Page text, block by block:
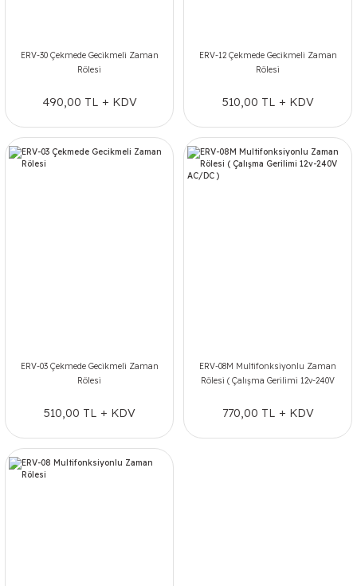
ERV-30 Çekmede Gecikmeli Zaman
Rölesi
490,00 TL + KDV
ERV-12 Çekmede Gecikmeli Zaman
Rölesi
510,00 TL + KDV
ERV-03 Çekmede Gecikmeli Zaman
Rölesi
510,00 TL + KDV
ERV-08M Multifonksiyonlu Zaman
Rölesi ( Çalışma Gerilimi 12v-240V
770,00 TL + KDV